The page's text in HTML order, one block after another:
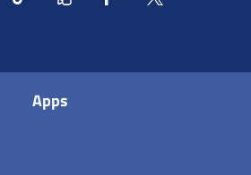
Apps